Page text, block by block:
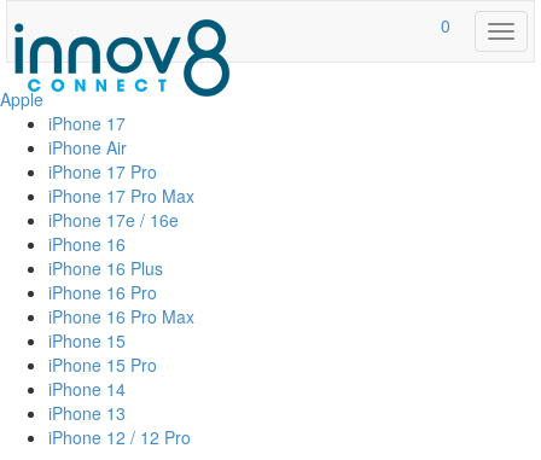
0
Apple
iPhone 17
iPhone Air
iPhone 17 Pro
iPhone 17 Pro Max
iPhone 17e / 16e
iPhone 16
iPhone 16 Plus
iPhone 16 Pro
iPhone 16 Pro Max
iPhone 15
iPhone 15 Pro
iPhone 14
iPhone 13
iPhone 12 / 12 Pro